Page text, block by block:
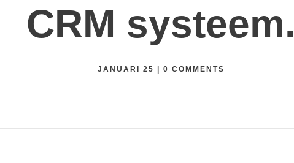
CRM systeem.
JANUARI 25 0 COMMENTS